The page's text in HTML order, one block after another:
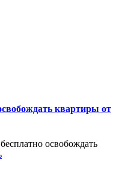
квартиры от
освобождать